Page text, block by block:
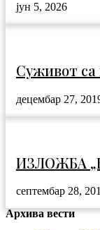
јун 5, 2026
Суживот са
децембар 27,
ИЗЛОЖБА
септембар 28,
Архива вести